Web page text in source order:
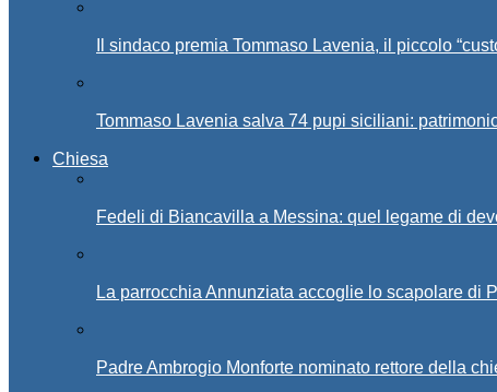
Il sindaco premia Tommaso Lavenia, il piccolo
Tommaso Lavenia salva 74 pupi siciliani:
Chiesa
Fedeli di Biancavilla a Messina: quel legame di
La parrocchia Annunziata accoglie lo scapolare di
Padre Ambrogio Monforte nominato rettore della